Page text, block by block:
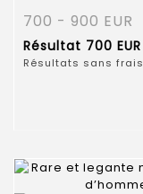
700 - 900 EUR
Résultat 700 EUR
Résultats sans frais